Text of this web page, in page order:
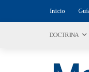
Inicio
DOCTRINA